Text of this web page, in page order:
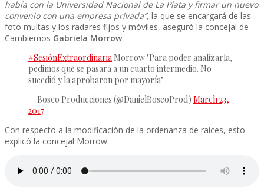
había con la Universidad Nacional de La Plata y firmar un nuevo
convenio con una empresa privada”, la que se encargará de las
foto multas y los radares fijos y móviles, aseguró la concejal de
Cambiemos Gabriela Morrow.
#SesiónExtraordinaria Morrow "Para poder analizarla,
pedimos que se pasara a un cuarto intermedio. No
sucedió y la aprobaron por mayoría"
— Bosco Producciones (@DanielBoscoProd) March 23,
2017
Con respecto a la modificación de la ordenanza de raíces, esto
explicó la concejal Morrow: